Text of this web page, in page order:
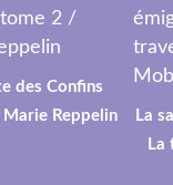
des Confins
Reppelin
La
La